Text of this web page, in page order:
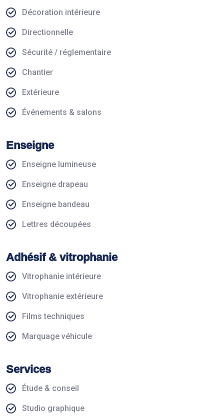
Décoration intérieure
Directionnelle
Sécurité / réglementaire
Chantier
Extérieure
Événements & salons
Enseigne
Enseigne lumineuse
Enseigne drapeau
Enseigne bandeau
Lettres découpées
Adhésif & vitrophanie
Vitrophanie intérieure
Vitrophanie extérieure
Films techniques
Marquage véhicule
Services
Étude & conseil
Studio graphique